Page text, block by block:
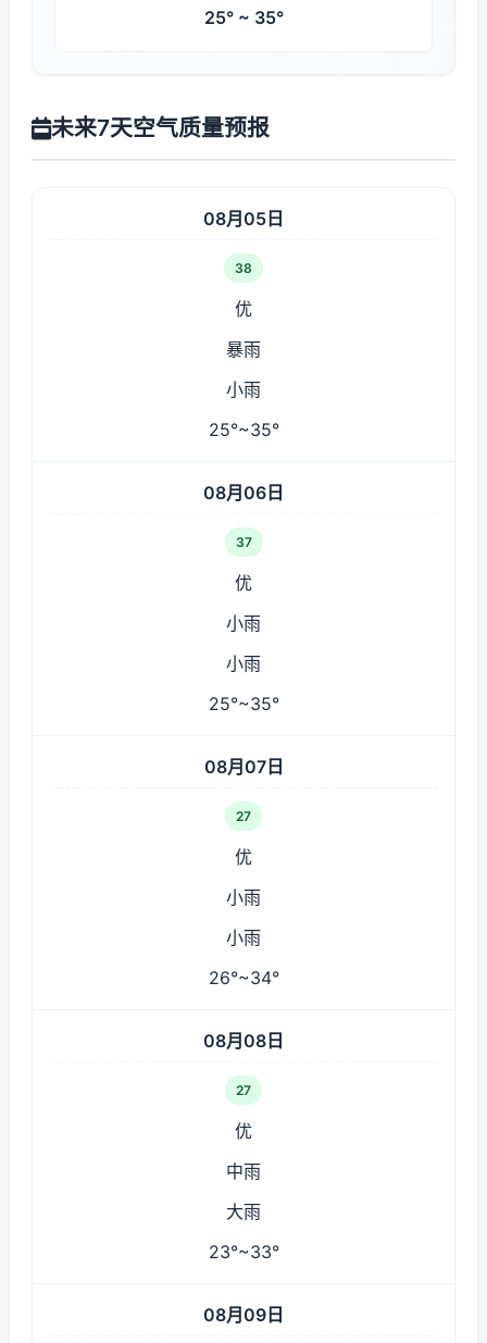
25° ~ 35°
未来7天空气质量预报
08月05日
38
优
暴雨
小雨
25°~35°
08月06日
37
优
小雨
小雨
25°~35°
08月07日
27
优
小雨
小雨
26°~34°
08月08日
27
优
中雨
大雨
23°~33°
08月09日